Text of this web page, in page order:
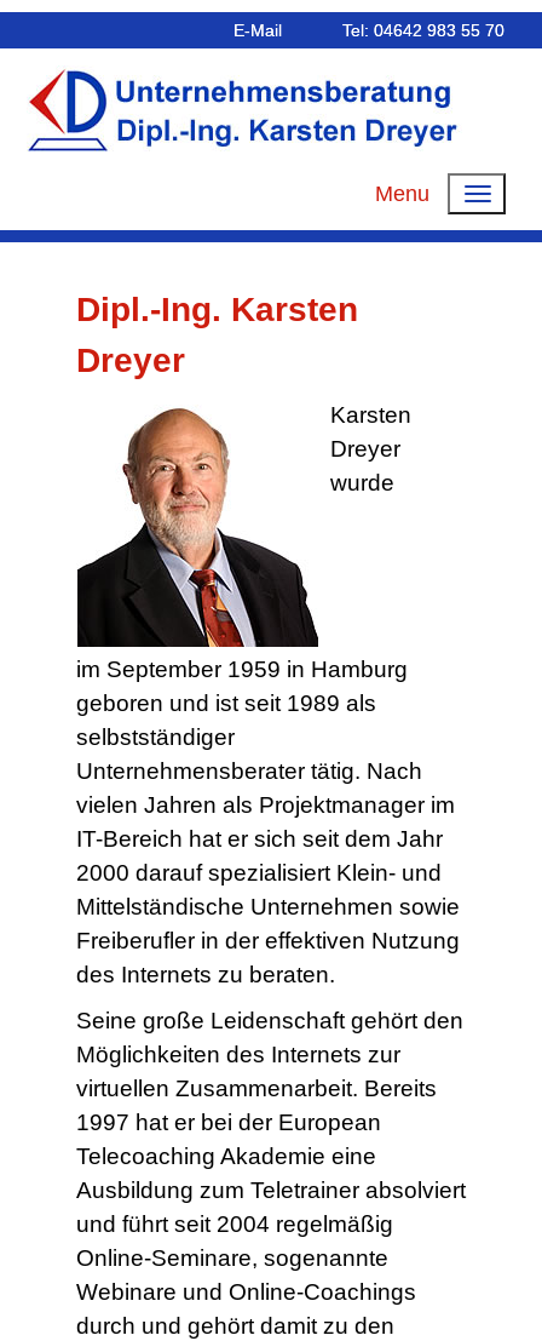
E-Mail Tel: 04642 983 55 70
Menu
Dipl.-Ing. Karsten
Dreyer
Karsten
Dreyer
wurde
im September 1959 in Hamburg
geboren und ist seit 1989 als
selbstständiger
Unternehmensberater tätig. Nach
vielen Jahren als Projektmanager im
IT-Bereich hat er sich seit dem Jahr
2000 darauf spezialisiert Klein- und
Mittelständische Unternehmen sowie
Freiberufler in der effektiven Nutzung
des Internets zu beraten.
Seine große Leidenschaft gehört den
Möglichkeiten des Internets zur
virtuellen Zusammenarbeit. Bereits
1997 hat er bei der European
Telecoaching Akademie eine
Ausbildung zum Teletrainer absolviert
und führt seit 2004 regelmäßig
Online-Seminare, sogenannte
Webinare und Online-Coachings
durch und gehört damit zu den